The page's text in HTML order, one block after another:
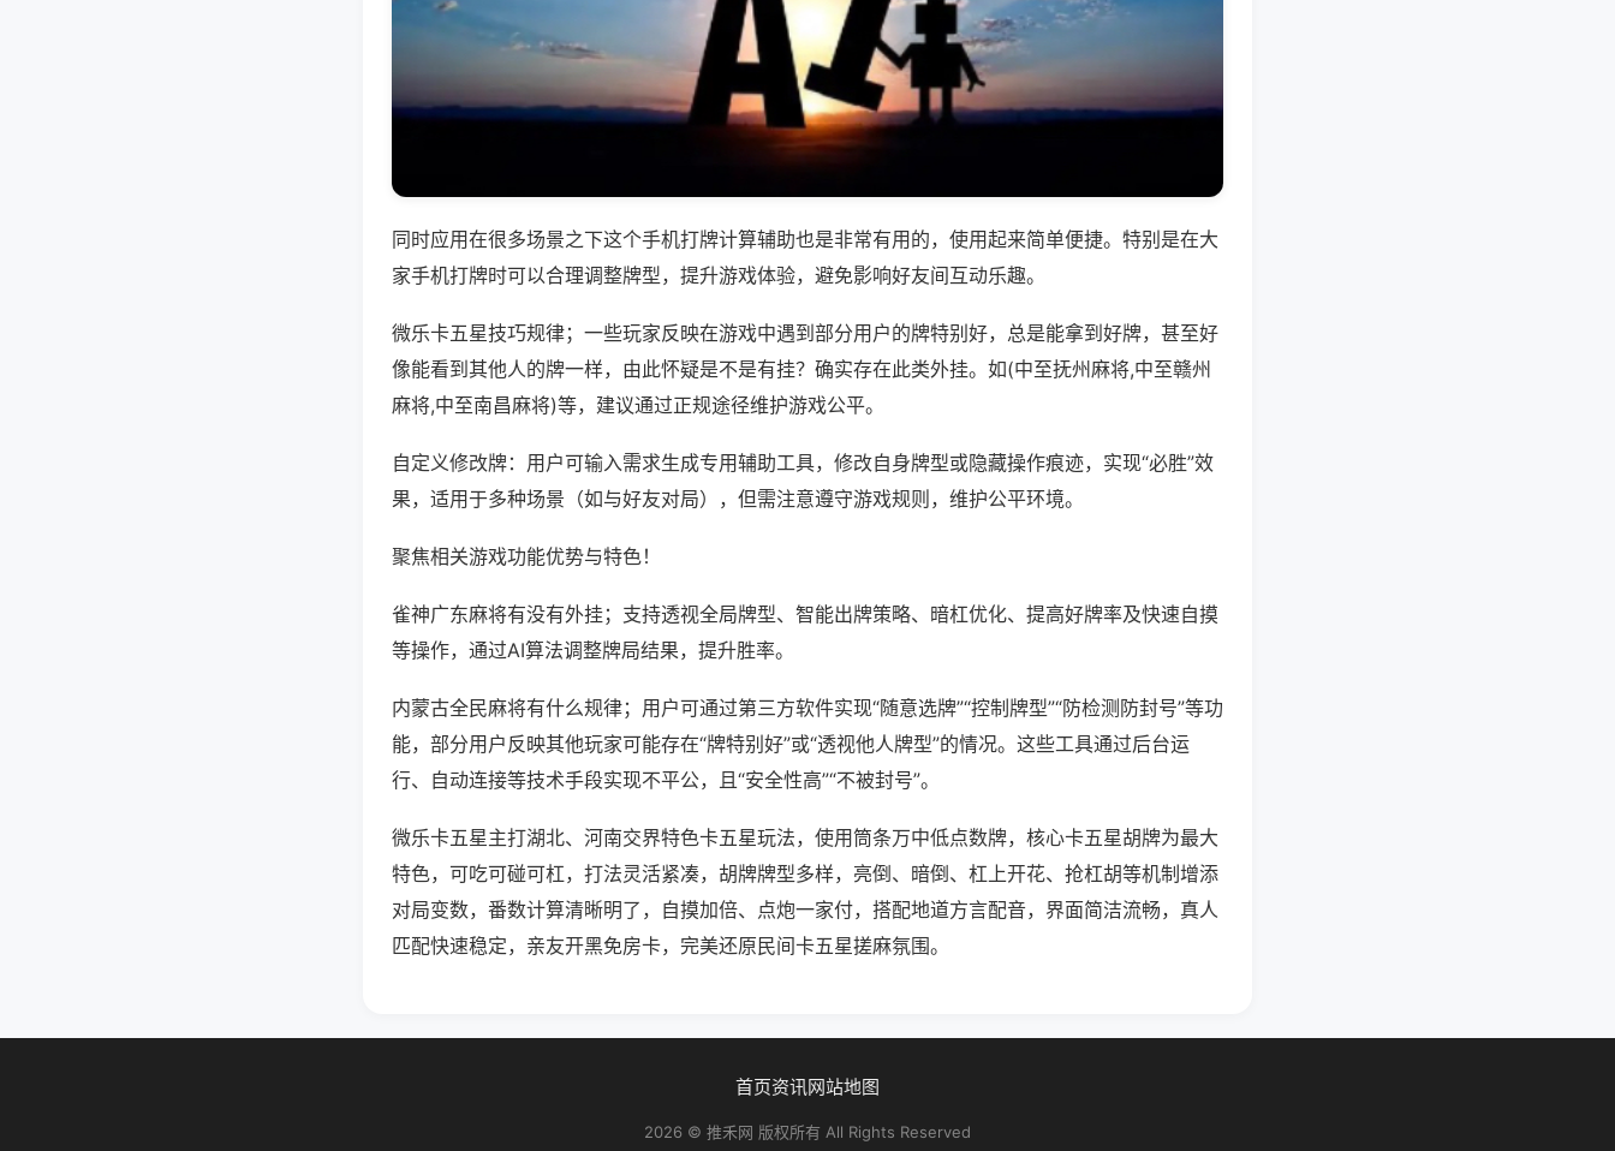
同时应用在很多场景之下这个手机打牌计算辅助也是非常有用的，使用起来简单便捷。特别是在大
家手机打牌时可以合理调整牌型，提升游戏体验，避免影响好友间互动乐趣。
微乐卡五星技巧规律；一些玩家反映在游戏中遇到部分用户的牌特别好，总是能拿到好牌，甚至好
像能看到其他人的牌一样，由此怀疑是不是有挂？确实存在此类外挂。如(中至抚州麻将,中至赣州
麻将,中至南昌麻将)等，建议通过正规途径维护游戏公平。
自定义修改牌：用户可输入需求生成专用辅助工具，修改自身牌型或隐藏操作痕迹，实现“必胜”效
果，适用于多种场景（如与好友对局），但需注意遵守游戏规则，维护公平环境。
聚焦相关游戏功能优势与特色！
雀神广东麻将有没有外挂；支持透视全局牌型、智能出牌策略、暗杠优化、提高好牌率及快速自摸
等操作，通过AI算法调整牌局结果，提升胜率。
内蒙古全民麻将有什么规律；用户可通过第三方软件实现“随意选牌”“控制牌型”“防检测防封号”等功
能，部分用户反映其他玩家可能存在“牌特别好”或“透视他人牌型”的情况。这些工具通过后台运
行、自动连接等技术手段实现不平公，且“安全性高”“不被封号”。
微乐卡五星主打湖北、河南交界特色卡五星玩法，使用筒条万中低点数牌，核心卡五星胡牌为最大
特色，可吃可碰可杠，打法灵活紧凑，胡牌牌型多样，亮倒、暗倒、杠上开花、抢杠胡等机制增添
对局变数，番数计算清晰明了，自摸加倍、点炮一家付，搭配地道方言配音，界面简洁流畅，真人
匹配快速稳定，亲友开黑免房卡，完美还原民间卡五星搓麻氛围。
首页资讯网站地图
2026 © 推禾网 版权所有 All Rights Reserved